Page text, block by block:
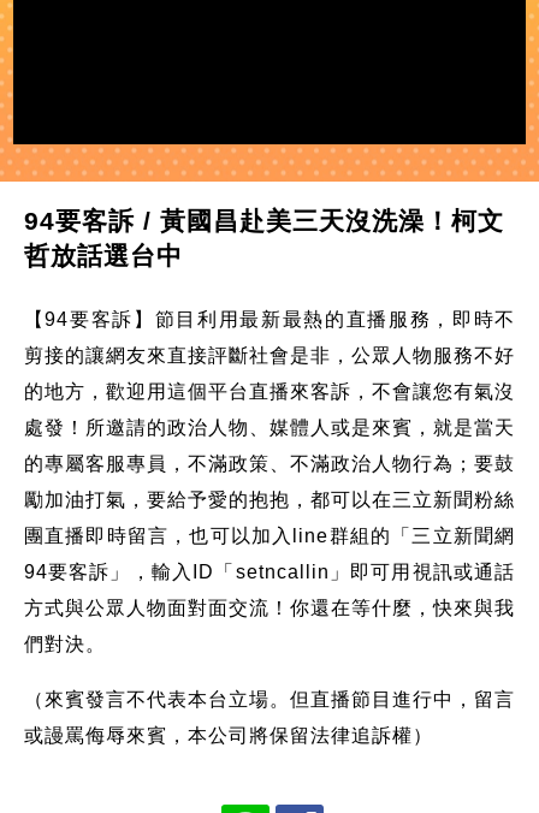
94要客訴 / 黃國昌赴美三天沒洗澡！柯文
哲放話選台中
【94要客訴】節目利用最新最熱的直播服務，即時不
剪接的讓網友來直接評斷社會是非，公眾人物服務不好
的地方，歡迎用這個平台直播來客訴，不會讓您有氣沒
處發！所邀請的政治人物、媒體人或是來賓，就是當天
的專屬客服專員，不滿政策、不滿政治人物行為；要鼓
勵加油打氣，要給予愛的抱抱，都可以在三立新聞粉絲
團直播即時留言，也可以加入line群組的「三立新聞網
94要客訴」，輸入ID「setncallin」即可用視訊或通話
方式與公眾人物面對面交流！你還在等什麼，快來與我
們對決。
（來賓發言不代表本台立場。但直播節目進行中，留言
或謾罵侮辱來賓，本公司將保留法律追訴權）